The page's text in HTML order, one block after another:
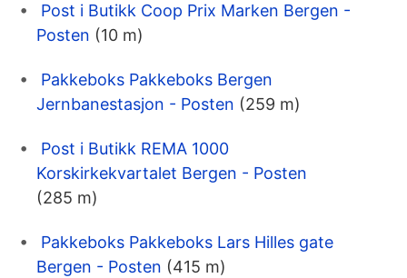
Post i Butikk Coop Prix Marken Bergen -
Posten (10 m)
Pakkeboks Pakkeboks Bergen
Jernbanestasjon - Posten (259 m)
Post i Butikk REMA 1000
Korskirkekvartalet Bergen - Posten
(285 m)
Pakkeboks Pakkeboks Lars Hilles gate
Bergen - Posten (415 m)